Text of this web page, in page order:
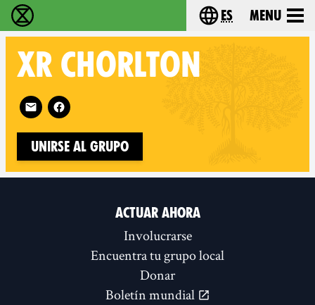
extinction rebellion - Home Choose your
es Menu
XR CHORLTON
Follow XR Chorlton on
Unirse al grupo
ACTUAR AHORA
Involucrarse
Encuentra tu grupo local
Donar
Boletín mundial